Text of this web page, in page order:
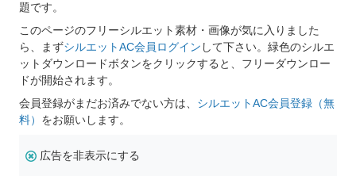
題です。
このページのフリーシルエット素材・画像が気に入りました
ら、まずシルエットAC会員ログイン して下さい。緑色のシルエ
ットダウンロードボタンをクリックすると、フリーダウンロー
ドが開始されます。
会員登録がまだお済みでない方は、 シルエットAC会員登録（無
料） をお願いします。
広告を非表示にする